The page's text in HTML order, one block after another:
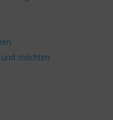
und möchten